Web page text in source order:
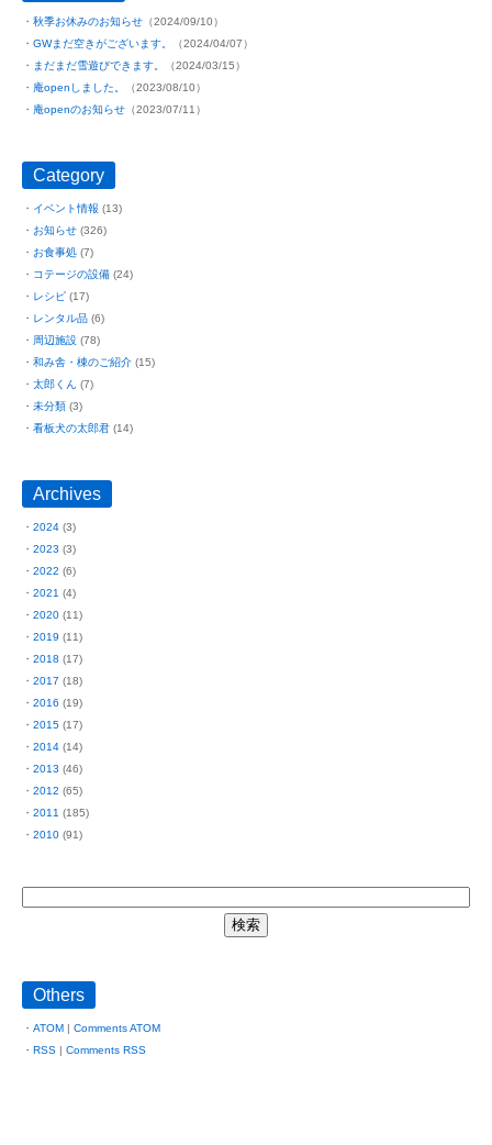
秋季お休みのお知らせ （2024/09/10）
GWまだ空きがございます。
（2024/04/07）
まだまだ雪遊びできます。
（2024/03/15）
庵openしました。
（2023/08/10）
庵openのお知らせ （2023/07/11）
Category
イベント情報 (13)
お知らせ (326)
お食事処 (7)
コテージの設備 (24)
レシピ (17)
レンタル品 (6)
周辺施設 (78)
和み舎・棟のご紹介 (15)
太郎くん (7)
未分類 (3)
看板犬の太郎君 (14)
Archives
2024 (3)
2023 (3)
2022 (6)
2021 (4)
2020 (11)
2019 (11)
2018 (17)
2017 (18)
2016 (19)
2015 (17)
2014 (14)
2013 (46)
2012 (65)
2011 (185)
2010 (91)
Others
ATOM | Comments ATOM
RSS | Comments RSS